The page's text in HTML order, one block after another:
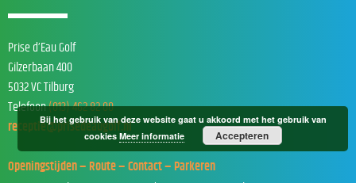
Prise d’Eau Golf
Gilzerbaan 400
5032 VC Tilburg
Telefoon(013) 462 82 00
receptie@prisedeaugolf.nl
Openingstijden – Route – Contact – Parkeren
Bij het gebruik van deze website gaat u akkoord met het gebruik van
cookies Meer informatie Accepteren